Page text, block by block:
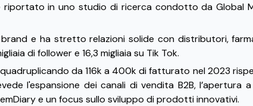
in uno studio di ricerca condotto da Global
e ha stretto relazioni solide con distributori,
di follower e 16,3 migliaia su Tik Tok.
da 116k a 400k di fatturato nel 2023
l'espansione dei canali di vendita B2B, l’apertura
e un focus sullo sviluppo di prodotti innovativi.